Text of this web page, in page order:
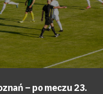
– po meczu 23.